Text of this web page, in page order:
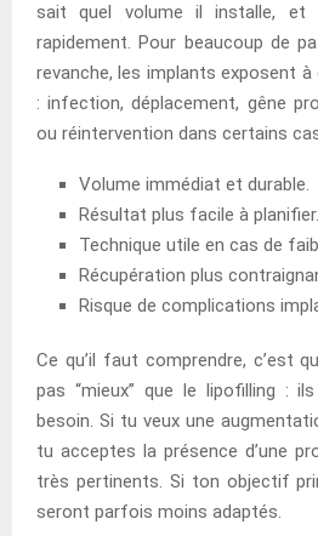
sait quel volume il installe, et
rapidement. Pour beaucoup de
revanche, les implants exposent
: infection, déplacement, gêne
ou réintervention dans certains
Volume immédiat et durable.
Résultat plus facile à planifier.
Technique utile en cas de
Récupération plus
Risque de complications
Ce qu’il faut comprendre, c’est
pas “mieux” que le lipofilling :
besoin. Si tu veux une
tu acceptes la présence d’une
très pertinents. Si ton objectif
seront parfois moins adaptés.